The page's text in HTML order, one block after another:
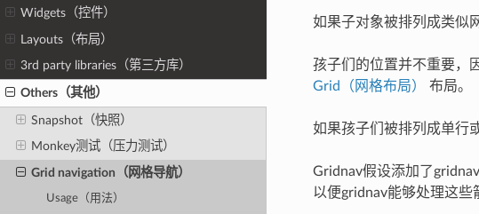
Widgets（控件）
Layouts（布局）
3rd party libraries（第三方库）
Others（其他）
Snapshot（快照）
Monkey测试（压力测试）
Grid navigation（网格导航）
Usage（用法）
如果子对象被排列成类似
孩子们的位置并不重要，
Grid（网格布局）
布局。
如果孩子们被排列成单行
Gridnav假设添加了
以便gridnav能够处理这些